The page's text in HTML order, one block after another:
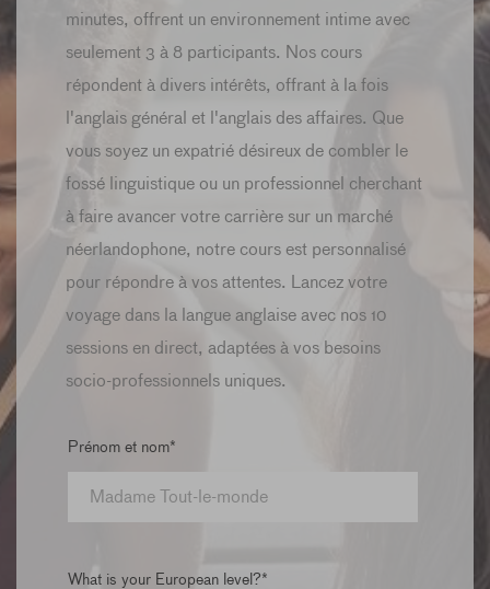
minutes, offrent un environnement intime avec
seulement 3 à 8 participants. Nos cours
répondent à divers intérêts, offrant à la fois
l'anglais général et l'anglais des affaires. Que
vous soyez un expatrié désireux de combler le
fossé linguistique ou un professionnel cherchant
à faire avancer votre carrière sur un marché
néerlandophone, notre cours est personnalisé
pour répondre à vos attentes. Lancez votre
voyage dans la langue anglaise avec nos 10
sessions en direct, adaptées à vos besoins
socio-professionnels uniques.
Prénom et nom*
What is your European level?*